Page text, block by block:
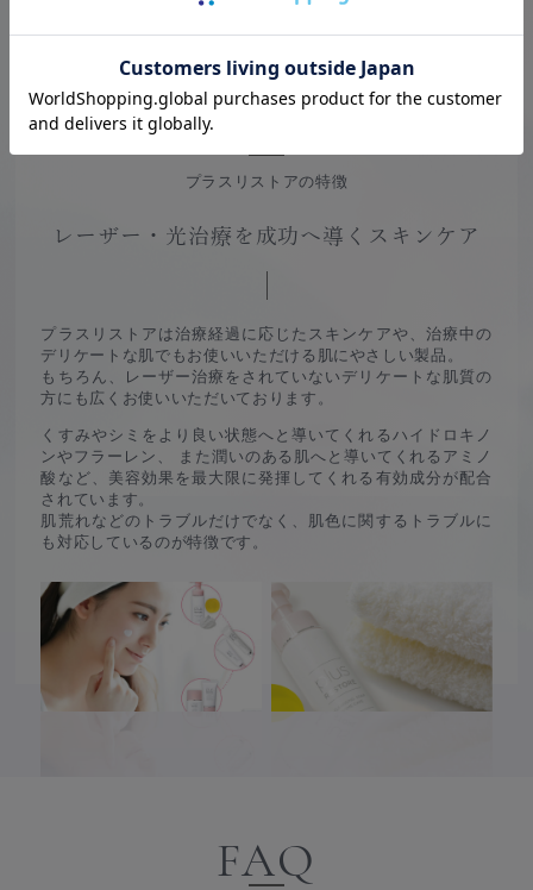
QUALITY
プラスリストアの特徴
レーザー・光治療を成功へ導くスキンケア
プラスリストアは治療経過に応じたスキンケアや、治療中の
デリケートな肌でもお使いいただける肌にやさしい製品。
もちろん、レーザー治療をされていないデリケートな肌質の
方にも広くお使いいただいております。
くすみやシミをより良い状態へと導いてくれるハイドロキノ
ンやフラーレン、
また潤いのある肌へと導いてくれるアミノ
酸など、美容効果を最大限に発揮してくれる有効成分が配合
されています。
肌荒れなどのトラブルだけでなく、肌色に関するトラブルに
も対応しているのが特徴です。
FAQ